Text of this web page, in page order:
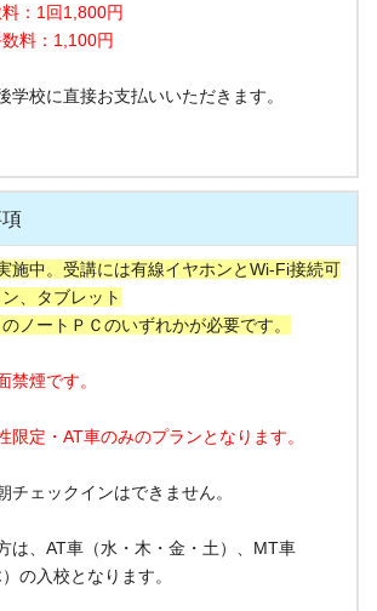
：1回1,800円
料：1,100円
学校に直接お支払いいただきます。
施中。 受講には有線イヤホンとWi-Fi接続可
、タブレット
ノートＰＣのいずれかが必要です。
禁煙です。
限定・AT車のみのプランとなります。
チェックインはできません。
は、AT車（水・木・金・土）、MT車
の入校となります。